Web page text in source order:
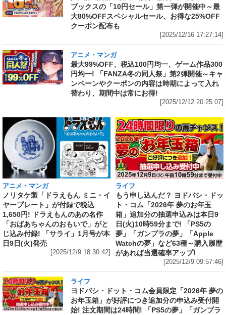
ブックスの「10円セール」第一弾が開催中～最
大80%OFFスペシャルセール、お得な25%OFF
クーポン配布も
[2025/12/16 17:27:14]
アニメ・マンガ
最大99%OFF、税込100円均一、ゲーム作品300
円均一! 「FANZA冬の同人祭」第2弾開催～キャ
ンペーンやクーポンの内容は時期によって入れ
替わり、期間中は常にお得!
[2025/12/12 20:25:07]
アニメ・マンガ
ノリタケ製「ドラえもん ミニ・イ
ヤープレート」が付録で税込
1,650円! ドラえもんのあの名作
「おばあちゃんのおもいで」がと
じ込み付録! 「サライ」1月号が本
日9日(火)発売
[2025/12/9 18:30:42]
ライフ
もう申し込んだ？ ヨドバシ・ドッ
ト・コム「2026年 夢のお年玉
箱」追加分の抽選申込みは本日9
日(火)10時59分まで! 「PS5の
夢」「ガンプラの夢」「Apple
Watchの夢」など63種～購入履歴
があれば当選確率アップ!
[2025/12/9 09:57:46]
ライフ
ヨドバシ・ドット・コム会員限定「2026年 夢の
お年玉箱」が好評につき追加分の申込み受付開
始! 注文期間は24時間! 「PS5の夢」「ガンプラ